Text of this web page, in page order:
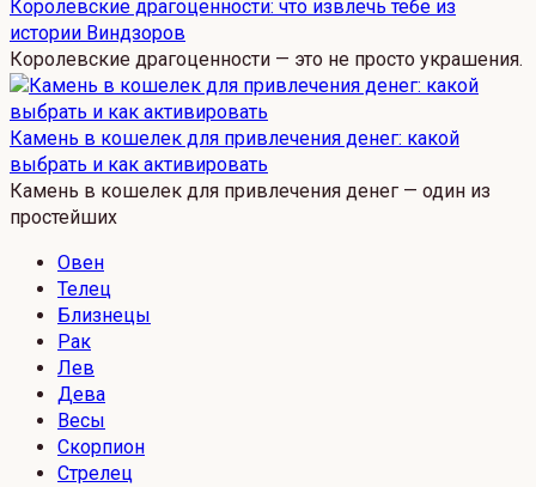
Королевские драгоценности: что извлечь тебе из
истории Виндзоров
Королевские драгоценности — это не просто украшения.
Камень в кошелек для привлечения денег: какой
выбрать и как активировать
Камень в кошелек для привлечения денег — один из
простейших
Овен
Телец
Близнецы
Рак
Лев
Дева
Весы
Скорпион
Стрелец